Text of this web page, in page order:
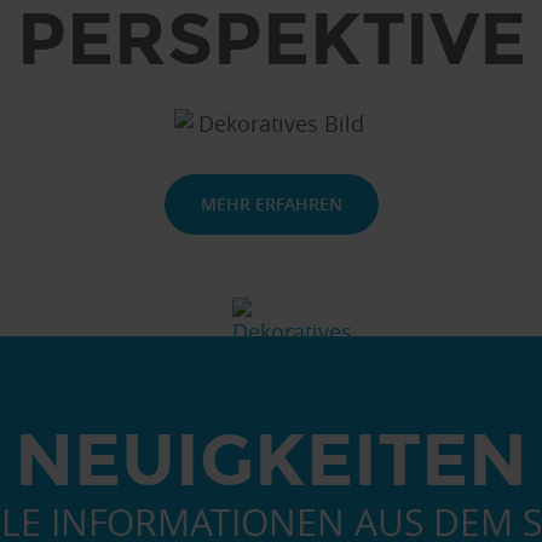
PERSPEKTIVE
MEHR ERFAHREN
NEUIGKEITEN
INFORMATIONEN AUS DEM